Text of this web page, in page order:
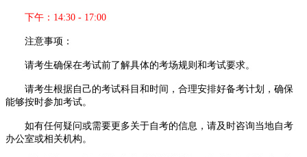
下午：14:30 - 17:00
注意事项：
请考生确保在考试前了解具体的考场规则和考试要求。
请考生根据自己的考试科目和时间，合理安排好备考计划，确保
能够按时参加考试。
如有任何疑问或需要更多关于自考的信息，请及时咨询当地自考
办公室或相关机构。